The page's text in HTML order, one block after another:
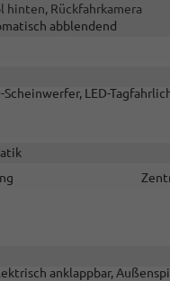
hinten, Rückfahrkamera
abblendend
Scheinwerfer, LED-
anklappbar,